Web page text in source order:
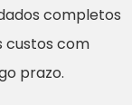
completos
custos com
prazo.